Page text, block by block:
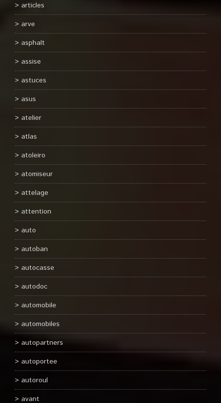
articles
arve
asphalt
assise
astuces
asus
atelier
atlas
atoleiro
atomiseur
attelage
attention
auto
autoban
autocasse
autodoc
automobile
automobiles
autopartners
autoportee
autoroul
avant